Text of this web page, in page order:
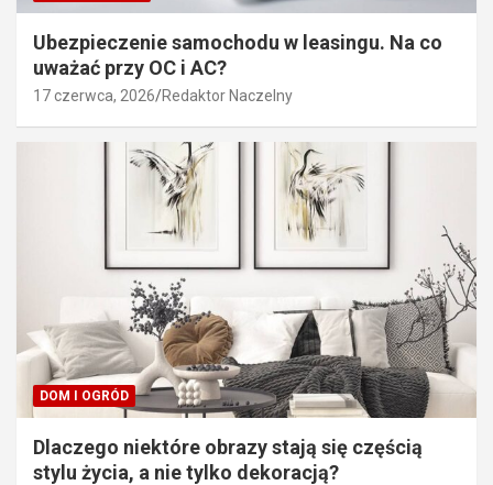
Ubezpieczenie samochodu w leasingu. Na co
uważać przy OC i AC?
17 czerwca, 2026 Redaktor Naczelny
DOM I OGRÓD
Dlaczego niektóre obrazy stają się częścią
stylu życia, a nie tylko dekoracją?